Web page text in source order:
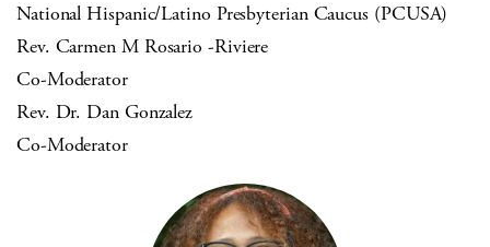
National Hispanic/Latino Presbyterian Caucus (PCUSA)
Rev. Carmen M Rosario -Riviere
Co-Moderator
Rev. Dr. Dan Gonzalez
Co-Moderator